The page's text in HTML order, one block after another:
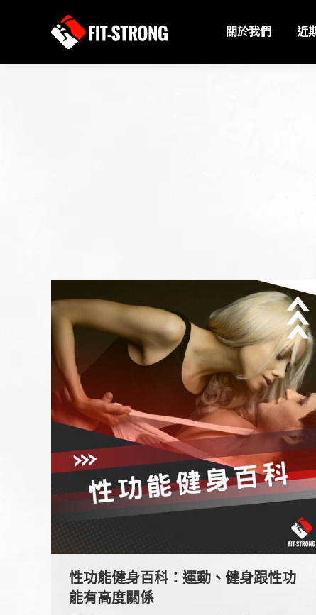
關於我們 近
性功能健身百科：運動、健身跟性功
能有高度關係